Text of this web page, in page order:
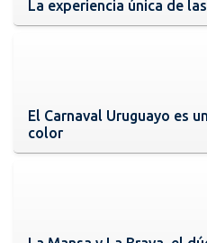
La experiencia única de
El Carnaval Uruguayo es
color